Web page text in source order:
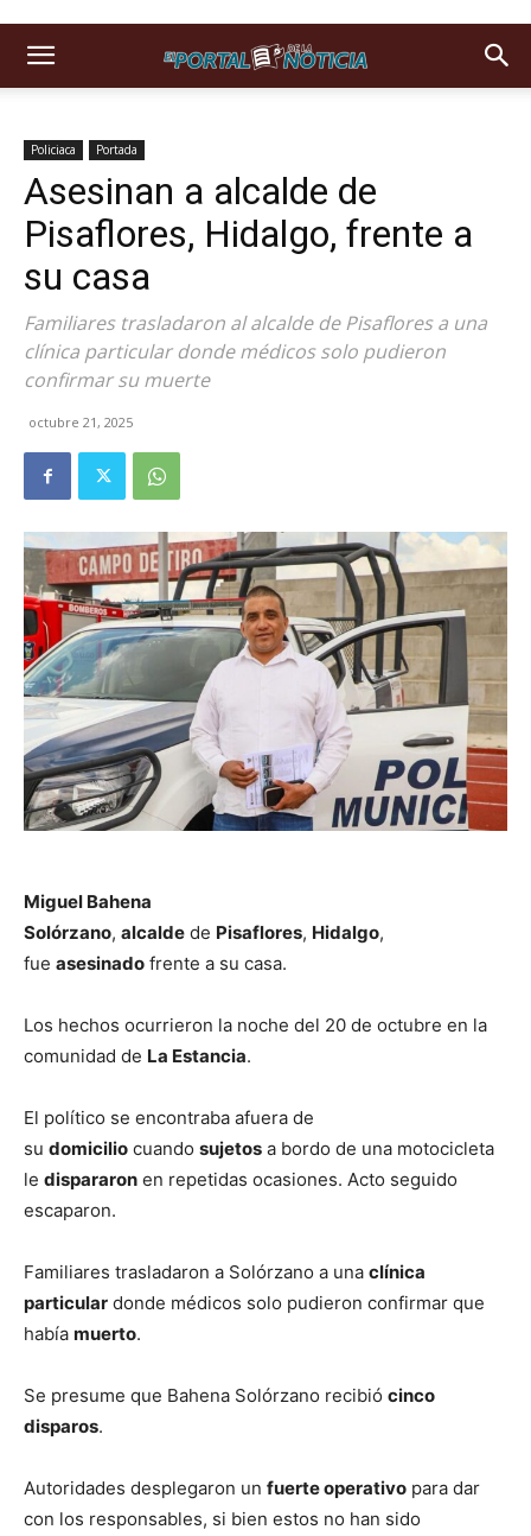
Policiaca Portada
Asesinan a alcalde de
Pisaflores, Hidalgo, frente a
su casa
Familiares trasladaron al alcalde de Pisaflores a una
clínica particular donde médicos solo pudieron
confirmar su muerte
octubre 21, 2025
Miguel Bahena
Solórzano, alcalde de Pisaflores, Hidalgo,
fue asesinado frente a su casa.
Los hechos ocurrieron la noche del 20 de octubre en la
comunidad de La Estancia.
El político se encontraba afuera de
su domicilio cuando sujetos a bordo de una motocicleta
le dispararon en repetidas ocasiones. Acto seguido
escaparon.
Familiares trasladaron a Solórzano a una clínica
particular donde médicos solo pudieron confirmar que
había muerto.
Se presume que Bahena Solórzano recibió cinco
disparos.
Autoridades desplegaron un fuerte operativo para dar
con los responsables, si bien estos no han sido